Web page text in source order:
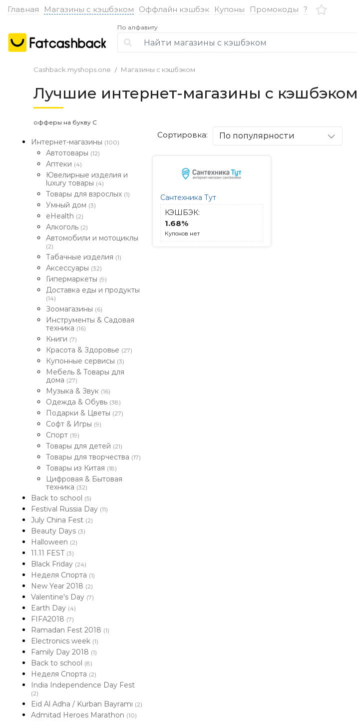
Главная Магазины с кэшбэком Оффлайн кэшбэк Купоны Промокоды ?
По алфавиту
Cashback.myshops.one Магазины с кэшбэком
Лучшие интернет-магазины с кэшбэком
офферы на букву С
Интернет-магазины (100)
Автотовары (12)
Аптеки (4)
Ювелирные изделия и
luxury товары (4)
Товары для взрослых (1)
Умный дом (3)
eHealth (2)
Алкоголь (2)
Автомобили и мотоциклы
(2)
Табачные изделия (1)
Аксессуары (32)
Гипермаркеты (9)
Доставка еды и продукты
(14)
Зоомагазины (6)
Инструменты & Садовая
техника (16)
Книги (7)
Красота & Здоровье (27)
Купонные сервисы (3)
Мебель & Товары для
дома (27)
Музыка & Звук (16)
Одежда & Обувь (38)
Подарки & Цветы (27)
Софт & Игры (9)
Спорт (19)
Товары для детей (21)
Товары для творчества (17)
Товары из Китая (18)
Цифровая & Бытовая
техника (32)
Back to school (5)
Festival Russia Day (11)
July China Fest (2)
Beauty Days (3)
Halloween (2)
11.11 FEST (3)
Black Friday (24)
Неделя Спорта (1)
New Year 2018 (2)
Valentine's Day (7)
Earth Day (4)
FIFA2018 (7)
Ramadan Fest 2018 (1)
Electronics week (1)
Family Day 2018 (1)
Back to school (8)
Неделя Спорта (2)
India Independence Day Fest
(2)
Eid Al Adha / Kurban Bayramı (2)
Admitad Heroes Marathon (10)
Сортировка: По популярности
Сантехника Тут
КЭШБЭК:
1.68%
Купонов нет